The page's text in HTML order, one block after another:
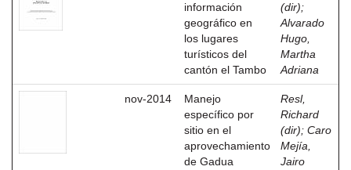
información
geográfico en
los lugares
turísticos del
cantón el Tambo
(dir);
Alvarado
Hugo,
Martha
Adriana
nov-2014
Manejo
específico por
sitio en el
aprovechamiento
de Gadua
Resl,
Richard
(dir); Caro
Mejía,
Jairo